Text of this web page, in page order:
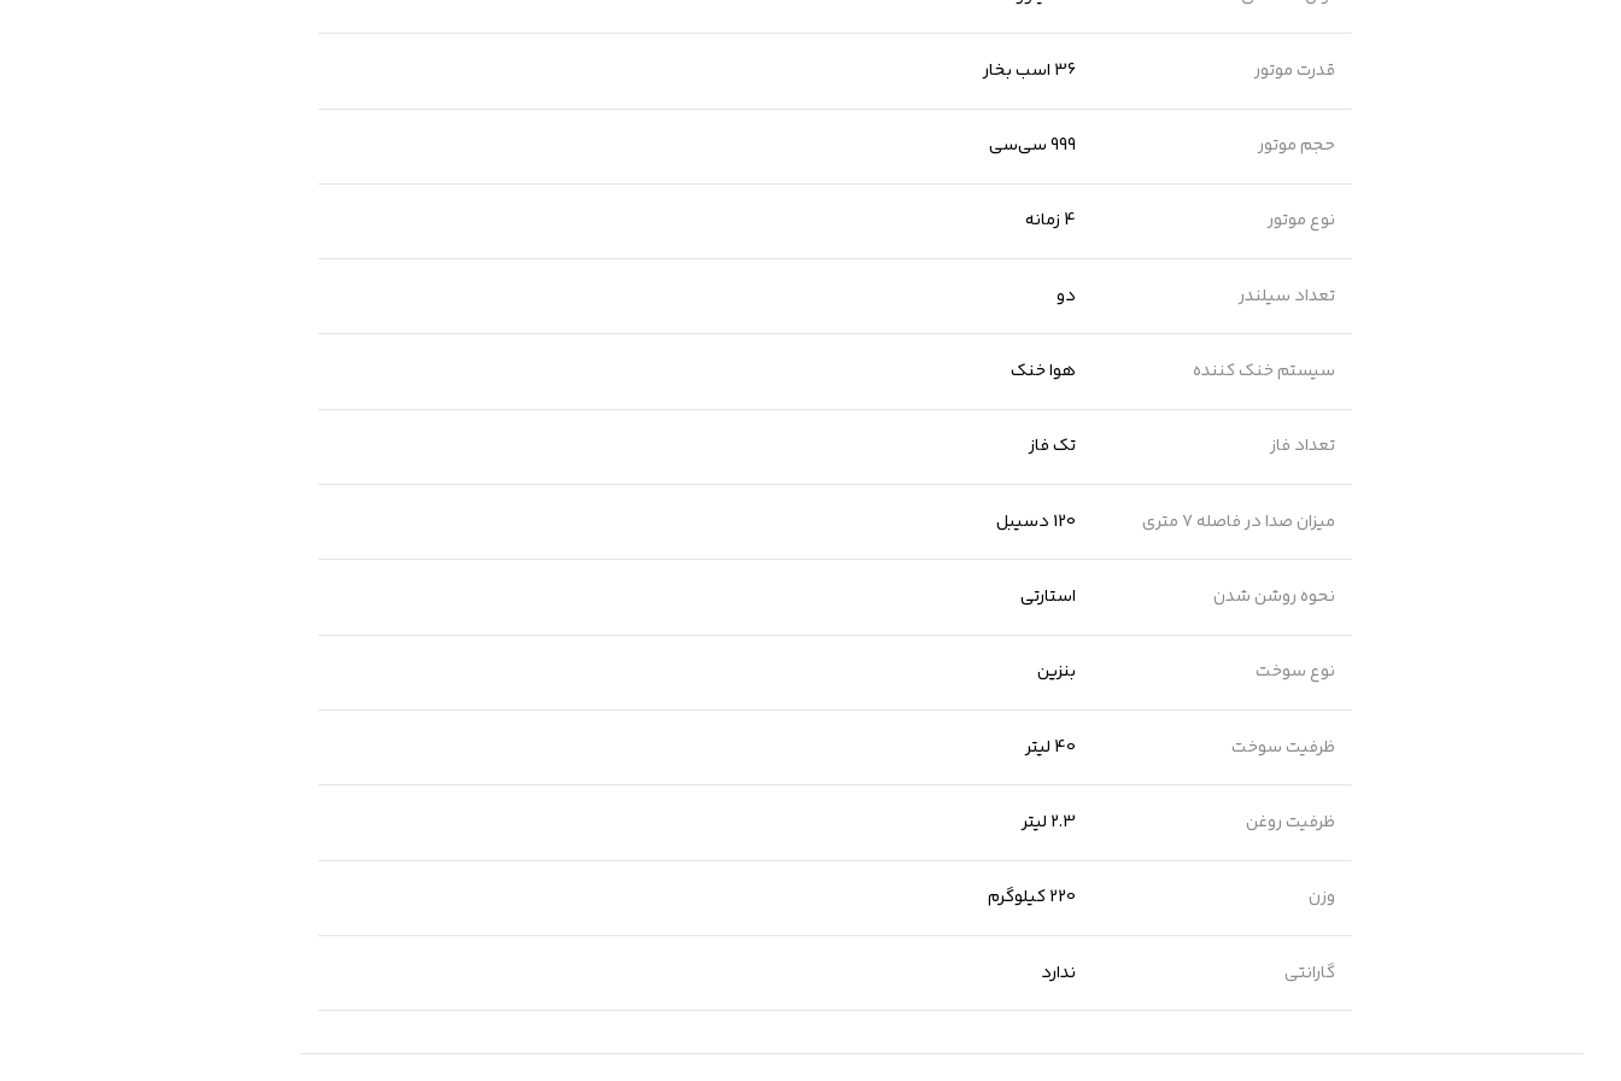
قدرت موتور 36 اسب بخار
حجم موتور 999 سی‌سی
نوع موتور 4 زمانه
تعداد سیلندر دو
سیستم خنک کننده هوا خنک
تعداد فاز تک فاز
میزان صدا در فاصله 7 متری 120 دسیبل
نحوه روشن شدن استارتی
نوع سوخت بنزین
ظرفیت سوخت 40 لیتر
ظرفیت روغن 2.3 لیتر
وزن 220 کیلوگرم
گارانتی ندارد